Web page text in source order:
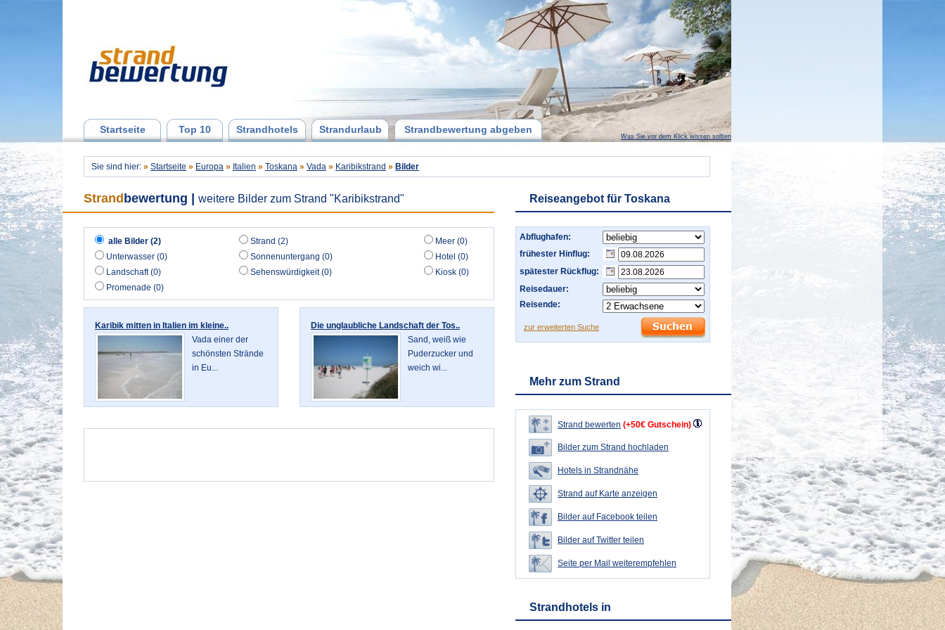
Startseite Top 10 Strandhotels Strandurlaub Strandbewertung abgeben
Was Sie vor dem Klick wissen sollten
Sie sind hier: » Startseite » Europa » Italien » Toskana » Vada » Karibikstrand » Bilder
Strand bewertung weitere Bilder zum Strand "Karibikstrand"
alle Bilder (2) Strand (2)
Meer (0)
Unterwasser (0)
Sonnenuntergang (0)
Hotel (0)
Landschaft (0)
Sehenswürdigkeit (0)
Kiosk (0)
Promenade (0)
Karibik mitten in Italien im kleine..
Vada einer der
schönsten Strände
in Eu...
Die unglaubliche Landschaft der Tos..
Sand, weiß wie
Puderzucker und
weich wi...
Reiseangebot für Toskana
Abflughafen:
frühester Hinflug:
spätester Rückflug:
Reisedauer:
Reisende:
zur erweiterten Suche
Mehr zum Strand
Strand bewerten (+50€ Gutschein)
Bilder zum Strand hochladen
Hotels in Strandnähe
Strand auf Karte anzeigen
Bilder auf Facebook teilen
Bilder auf Twitter teilen
Seite per Mail weiterempfehlen
Strandhotels in